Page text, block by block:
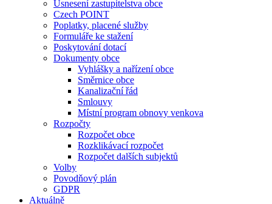
Usnesení zastupitelstva obce
Czech POINT
Poplatky, placené služby
Formuláře ke stažení
Poskytování dotací
Dokumenty obce
Vyhlášky a nařízení obce
Směrnice obce
Kanalizační řád
Smlouvy
Místní program obnovy venkova
Rozpočty
Rozpočet obce
Rozklikávací rozpočet
Rozpočet dalších subjektů
Volby
Povodňový plán
GDPR
Aktuálně